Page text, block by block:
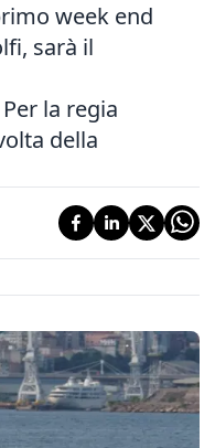
week end
sarà il
la regia
della